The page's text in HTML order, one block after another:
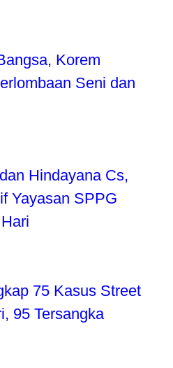
Korem
Seni dan
Hindayana Cs,
Yayasan SPPG
75 Kasus Street
95 Tersangka